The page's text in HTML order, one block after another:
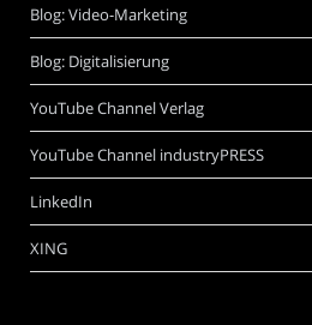
Blog: Video-Marketing
Blog: Digitalisierung
YouTube Channel Verlag
YouTube Channel industryPRESS
LinkedIn
XING